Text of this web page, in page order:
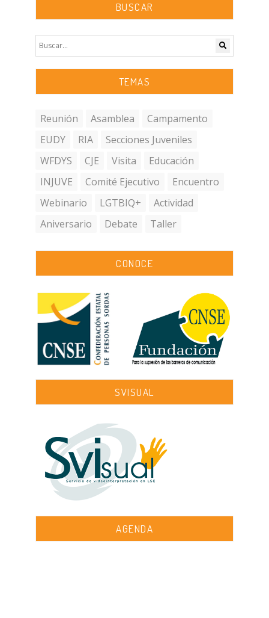
BUSCAR
TEMAS
Reunión Asamblea
Campamento
EUDY
RIA
Secciones Juveniles
WFDYS
CJE Visita
Educación
INJUVE
Comité Ejecutivo
Encuentro
Webinario
LGTBIQ+
Actividad
Aniversario
Debate Taller
CONOCE
SVISUAL
AGENDA